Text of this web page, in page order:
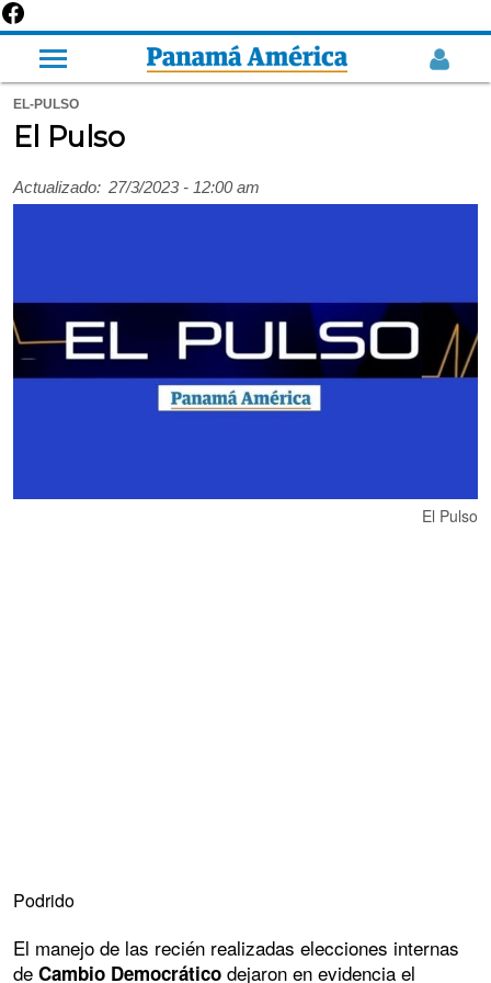
EL-PULSO
El Pulso
Actualizado: 27/3/2023 - 12:00 am
El Pulso
Podrido
El manejo de las recién realizadas elecciones internas
de Cambio Democrático dejaron en evidencia el